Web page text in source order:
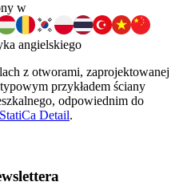
w
angielskiego
z otworami, zaprojektowanej
przykładem ściany
odpowiednim do
Detail.